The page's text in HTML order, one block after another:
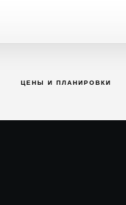
ЦЕНЫ И ПЛАНИРОВКИ